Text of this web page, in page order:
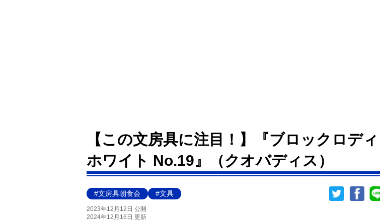
【この文房具に注目！】『ブロックロデ
ホワイト No.19』（クオバディス）
#文房具朝食会 #文具
2023年12月12日 公開
2024年12月16日 更新